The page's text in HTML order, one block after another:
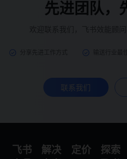
先进团队，
联系我们
飞书
解决
定价
探索